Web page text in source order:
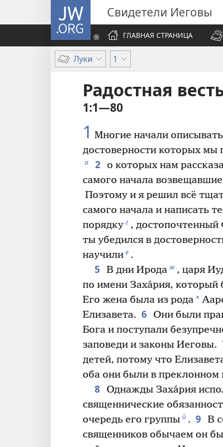
JW.ORG Свидетели Иеговы
ГЛАВНАЯ СТРАНИЦА
Луки 1
Радостная
1:1—80
1 Многие начали
достоверности которых мы
а 2 о которых нам
самого начала
Поэтому и я решил всё
самого начала и написать
порядку г ,
ты убедился в
научили е .
5 В дни Ирода ж , царя
по имени Заха́рия, который
Его жена была из рода*
Елизавета. 6 Они были
Бога и поступали
заповеди и законы Иеговы.
детей, потому что
оба они были в преклонном
8 Однажды Заха́рия
священнические
очередь его группы й . 9 В
священников обычаем он